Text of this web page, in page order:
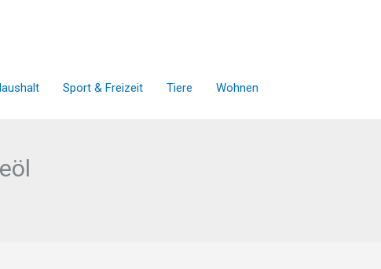
Sport & Freizeit Tiere Wohnen